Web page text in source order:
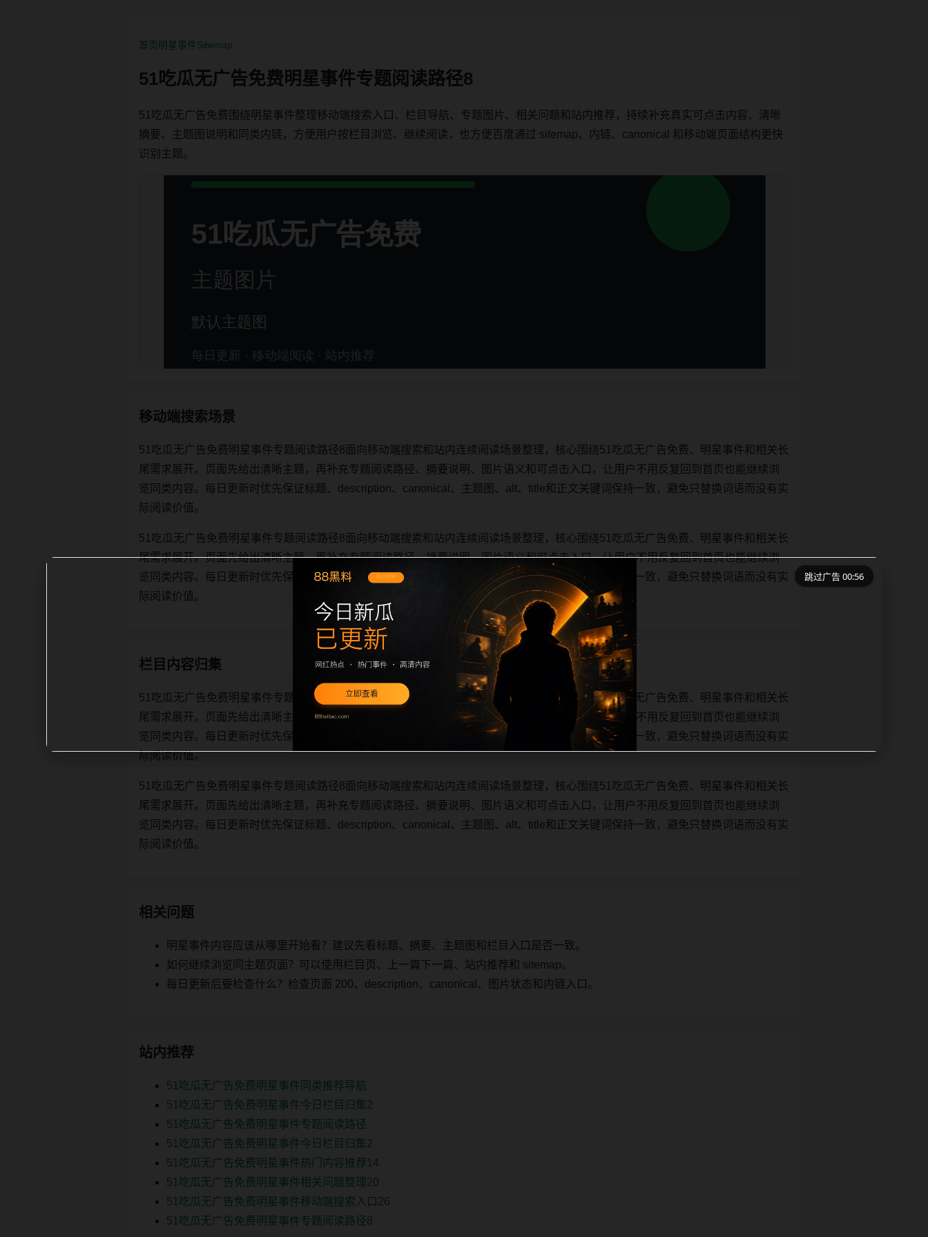
首页明星事件Sitemap
51吃瓜无广告免费明星事件专题阅读路径8
51吃瓜无广告免费围绕明星事件整理移动端搜索入口、栏目导航、专题图片、相关问题和站内推荐，持续补充真实可点击内容、清晰
摘要、主题图说明和同类内链，方便用户按栏目浏览、继续阅读，也方便百度通过 sitemap、内链、canonical 和移动端页面结构更快
识别主题。
移动端搜索场景
51吃瓜无广告免费明星事件专题阅读路径8面向移动端搜索和站内连续阅读场景整理，核心围绕51吃瓜无广告免费、明星事件和相关长
尾需求展开。页面先给出清晰主题，再补充专题阅读路径、摘要说明、图片语义和可点击入口，让用户不用反复回到首页也能继续浏
览同类内容。每日更新时优先保证标题、description、canonical、主题图、alt、title和正文关键词保持一致，避免只替换词语而没有实
际阅读价值。
51吃瓜无广告免费明星事件专题阅读路径8面向移动端搜索和站内连续阅读场景整理，核心围绕51吃瓜无广告免费、明星事件和相关长
尾需求展开。页面先给出清晰主题，再补充专题阅读路径、摘要说明、图片语义和可点击入口，让用户不用反复回到首页也能继续浏
览同类内容。每日更新时优先保证标题、description、canonical、主题图、alt、title和正文关键词保持一致，避免只替换词语而没有实
际阅读价值。
栏目内容归集
51吃瓜无广告免费明星事件专题阅读路径8面向移动端搜索和站内连续阅读场景整理，核心围绕51吃瓜无广告免费、明星事件和相关长
尾需求展开。页面先给出清晰主题，再补充专题阅读路径、摘要说明、图片语义和可点击入口，让用户不用反复回到首页也能继续浏
览同类内容。每日更新时优先保证标题、description、canonical、主题图、alt、title和正文关键词保持一致，避免只替换词语而没有实
际阅读价值。
51吃瓜无广告免费明星事件专题阅读路径8面向移动端搜索和站内连续阅读场景整理，核心围绕51吃瓜无广告免费、明星事件和相关长
尾需求展开。页面先给出清晰主题，再补充专题阅读路径、摘要说明、图片语义和可点击入口，让用户不用反复回到首页也能继续浏
览同类内容。每日更新时优先保证标题、description、canonical、主题图、alt、title和正文关键词保持一致，避免只替换词语而没有实
际阅读价值。
相关问题
明星事件内容应该从哪里开始看？建议先看标题、摘要、主题图和栏目入口是否一致。
如何继续浏览同主题页面？可以使用栏目页、上一篇下一篇、站内推荐和 sitemap。
每日更新后要检查什么？检查页面 200、description、canonical、图片状态和内链入口。
站内推荐
51吃瓜无广告免费明星事件同类推荐导航
51吃瓜无广告免费明星事件今日栏目归集2
51吃瓜无广告免费明星事件专题阅读路径
51吃瓜无广告免费明星事件今日栏目归集2
51吃瓜无广告免费明星事件热门内容推荐14
51吃瓜无广告免费明星事件相关问题整理20
51吃瓜无广告免费明星事件移动端搜索入口26
51吃瓜无广告免费明星事件专题阅读路径8
跳过广告 00:56